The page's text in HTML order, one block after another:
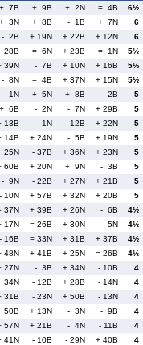
+ 7B + 9B + 2N = 4B 6½
+ 3N + 8B - 1B + 7N 6
- 2B + 19N + 22B + 12N 6
28B = 6N + 23B = 1N 5½
39N - 7B + 10N + 16B 5½
- 8N = 4B + 37N + 15N 5½
- 1N + 5N + 8B - 2B 5
+ 6B - 2N - 7N + 29B 5
13B - 1N - 12B + 22N 5
14B + 24N - 5B + 19N 5
25N - 37B + 36N + 23N 5
60B + 20N + 9N - 3B 5
- 9N - 22B + 27N + 21B 5
- 10N + 57B + 32N + 20B 5
37N + 39B + 26N - 6B 4½
17N = 26B + 30N - 5N 4½
- 16B = 33N + 31B + 37B 4½
48N + 41B + 25N = 26B 4½
27N - 3B + 34N - 10B 4
34N - 12B + 28B - 14N 4
31B - 23N + 50B - 13N 4
50B + 13N - 3N - 9B 4
57N + 21B - 4N - 11B 4
41N - 10B - 29N + 40B 4